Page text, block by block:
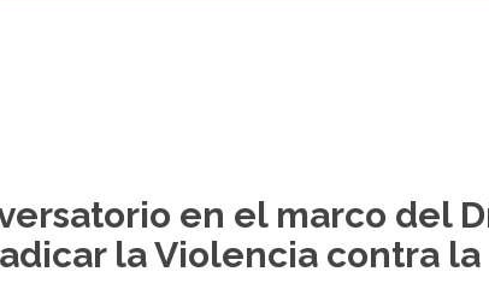
en el marco del
la Violencia contra